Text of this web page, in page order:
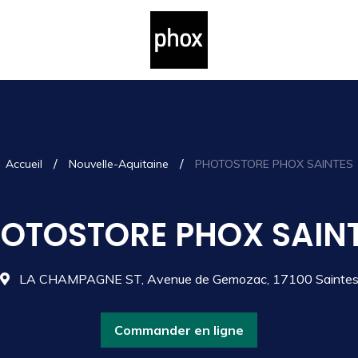
Accueil / Nouvelle-Aquitaine / PHOTOSTORE PHOX SAINTES
PHOX
LA CHAMPAGNE ST, Avenue de Gemozac, 17100 Saintes
Commander en ligne